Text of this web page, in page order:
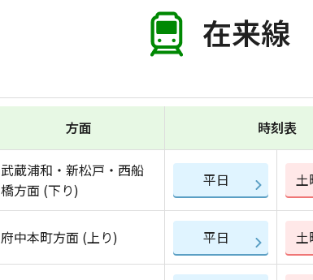
在来線
方面 時刻表
武蔵浦和・新松戸・西船
橋方面 (下り)
平日 土
府中本町方面 (上り) 平日 土